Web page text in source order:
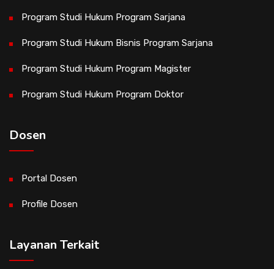
Program Studi Hukum Program Sarjana
Program Studi Hukum Bisnis Program Sarjana
Program Studi Hukum Program Magister
Program Studi Hukum Program Doktor
Dosen
Portal Dosen
Profile Dosen
Layanan Terkait